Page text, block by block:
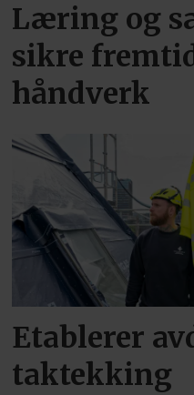
Læring og
sikre
håndverk
Etablerer
taktekking